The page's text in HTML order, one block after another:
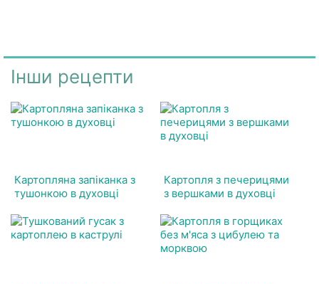
Інши рецепти
Картопляна запіканка з
тушонкою в духовці
Картопля з печерицями
з вершками в духовці